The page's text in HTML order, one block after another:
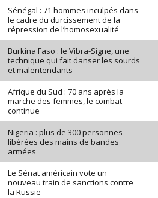
Sénégal : 71 hommes inculpés dans
le cadre du durcissement de la
répression de l’homosexualité
Burkina Faso : le Vibra-Signe, une
technique qui fait danser les sourds
et malentendants
Afrique du Sud : 70 ans après la
marche des femmes, le combat
continue
Nigeria : plus de 300 personnes
libérées des mains de bandes
armées
Le Sénat américain vote un
nouveau train de sanctions contre
la Russie